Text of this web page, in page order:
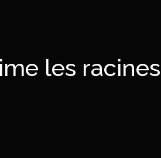
les racines